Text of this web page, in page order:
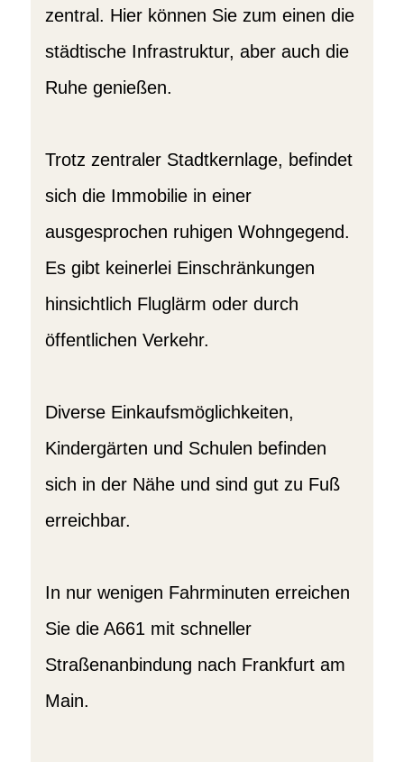
zentral. Hier können Sie zum einen die
städtische Infrastruktur, aber auch die
Ruhe genießen.
Trotz zentraler Stadtkernlage, befindet
sich die Immobilie in einer
ausgesprochen ruhigen Wohngegend.
Es gibt keinerlei Einschränkungen
hinsichtlich Fluglärm oder durch
öffentlichen Verkehr.
Diverse Einkaufsmöglichkeiten,
Kindergärten und Schulen befinden
sich in der Nähe und sind gut zu Fuß
erreichbar.
In nur wenigen Fahrminuten erreichen
Sie die A661 mit schneller
Straßenanbindung nach Frankfurt am
Main.